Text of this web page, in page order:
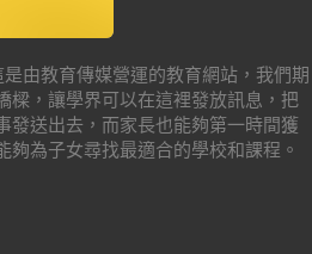
由教育傳媒營運的教育網站，我們期
樑，讓學界可以在這裡發放訊息，把
發送出去，而家長也能夠第一時間獲
夠為子女尋找最適合的學校和課程。